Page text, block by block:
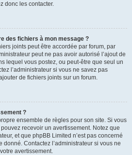
donc les contacter.
des fichiers à mon message ?
joints peut être accordée par forum, par
peut ne pas avoir autorisé l’ajout de
lequel vous postez, ou peut-être que seul un
l’administrateur si vous ne savez pas
de fichiers joints sur un forum.
?
ensemble de règles pour son site. Si vous
recevoir un avertissement. Notez que
et que phpBB Limited n’est pas concerné
donné. Contactez l’administrateur si vous ne
avertissement.